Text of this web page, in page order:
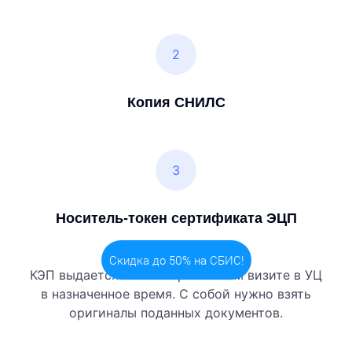
2
Копия СНИЛС
3
Носитель-токен сертификата ЭЦП
КЭП выдается только при личном визите в УЦ
в назначенное время. С собой нужно взять
оригиналы поданных документов.